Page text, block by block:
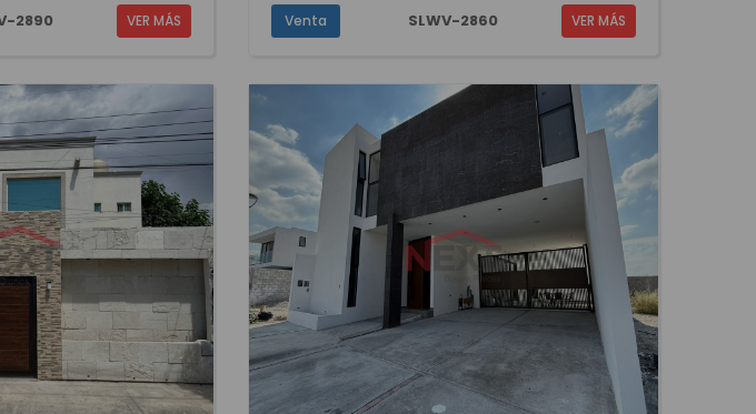
2890 VER MÁS Venta SLWV-2860 VER MÁS